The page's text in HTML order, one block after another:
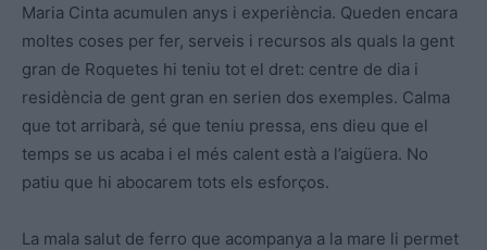
Maria Cinta acumulen anys i experiència. Queden encara
moltes coses per fer, serveis i recursos als quals la gent
gran de Roquetes hi teniu tot el dret: centre de dia i
residència de gent gran en serien dos exemples. Calma
que tot arribarà, sé que teniu pressa, ens dieu que el
temps se us acaba i el més calent està a l’aigüera. No
patiu que hi abocarem tots els esforços.
La mala salut de ferro que acompanya a la mare li permet